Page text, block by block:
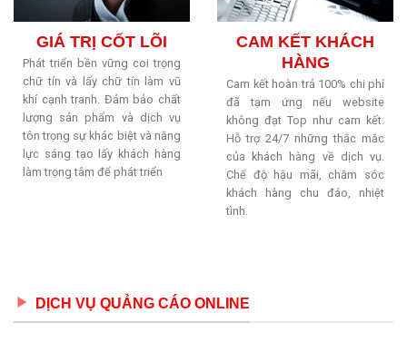
GIÁ TRỊ CỐT LÕI
Phát triển bền vững coi trọng
chữ tín và lấy chữ tín làm vũ
khí cạnh tranh. Đảm bảo chất
lượng sản phẩm và dịch vụ
tôn trọng sự khác biệt và năng
lực sáng tạo lấy khách hàng
làm trọng tâm để phát triển
CAM KẾT KHÁCH
HÀNG
Cam kết hoàn trả 100% chi phí
đã tạm ứng nếu website
không đạt Top như cam kết.
Hỗ trợ 24/7 những thắc mắc
của khách hàng về dịch vụ.
Chế độ hậu mãi, chăm sóc
khách hàng chu đáo, nhiệt
tình.
DỊCH VỤ QUẢNG CÁO ONLINE